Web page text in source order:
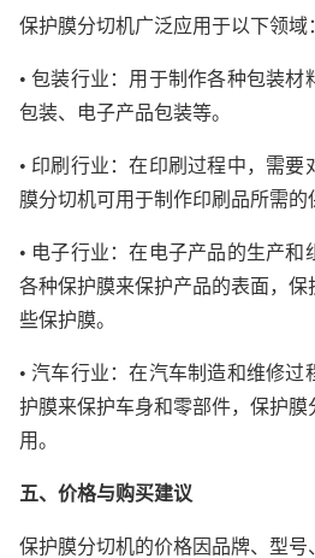
保护膜分切机广泛应用于以下领域
• 包装行业：用于制作各种包装材
包装、电子产品包装等。
• 印刷行业：在印刷过程中，需要
膜分切机可用于制作印刷品所需的
• 电子行业：在电子产品的生产和
各种保护膜来保护产品的表面，
些保护膜。
• 汽车行业：在汽车制造和维修
护膜来保护车身和零部件，保护
用。
五、价格与购买建议
保护膜分切机的价格因品牌、型